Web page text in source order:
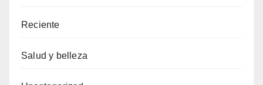
Reciente
Salud y belleza